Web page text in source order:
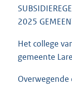
2025
Het college
gemeente
Overwegende